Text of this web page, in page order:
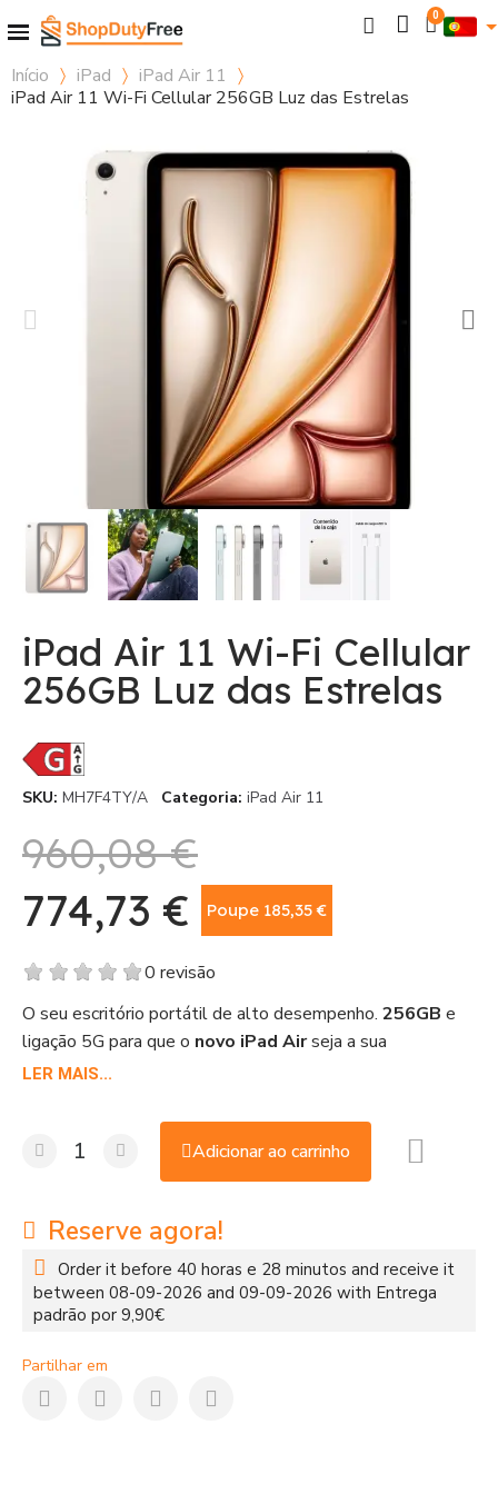
Início iPad
iPad Air 11
iPad Air 11 Wi-Fi Cellular 256GB Luz das Estrelas
iPad Air 11 Wi-Fi Cellular
256GB Luz das Estrelas
SKU MH7F4TY/A Categoria iPad Air 11
960,08 €
774,73 €
Poupe 185,35 €
0 revisão
O seu escritório portátil de alto desempenho. 256GB e
ligação 5G para que o novo iPad Airseja a sua
ferramenta principal onde quer que esteja.
LER MAIS...
Adicionar ao carrinho
Reserve agora!
Order it before 40 horas e 28 minutos and receive it
between 08-09-2026 and 09-09-2026 with Entrega
padrão por 9,90€
Partilhar em